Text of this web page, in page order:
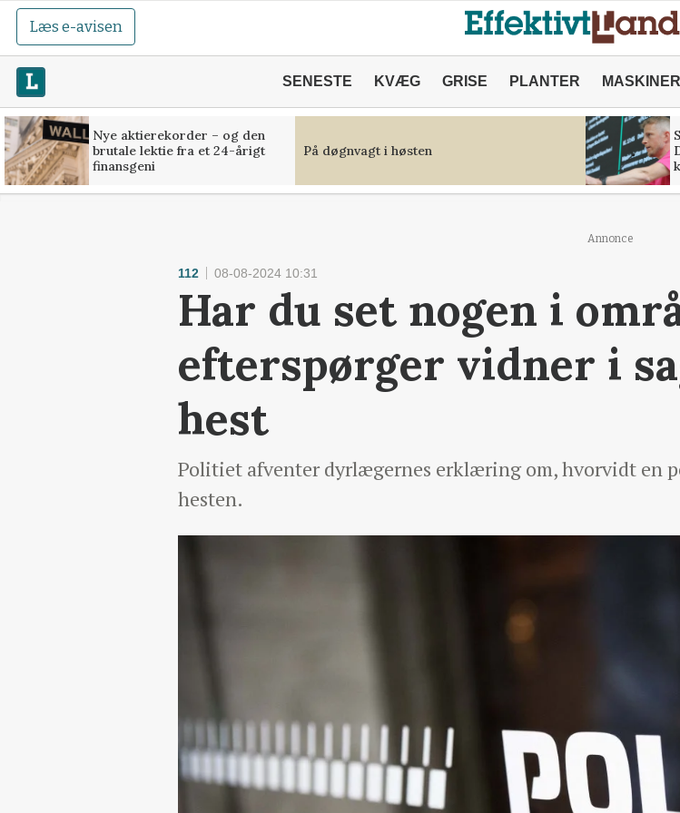
Læs e-avisen
SENESTE KVÆG GRISE PLANTER MASKINER
Nye aktierekorder – og den
brutale lektie fra et 24-årigt
finansgeni
På døgnvagt i høsten
Annonce
112 08-08-2024 10:31
Har du set nogen i
efterspørger vidner i
hest
Politiet afventer dyrlægernes erklæring om, hvorvidt en
hesten.